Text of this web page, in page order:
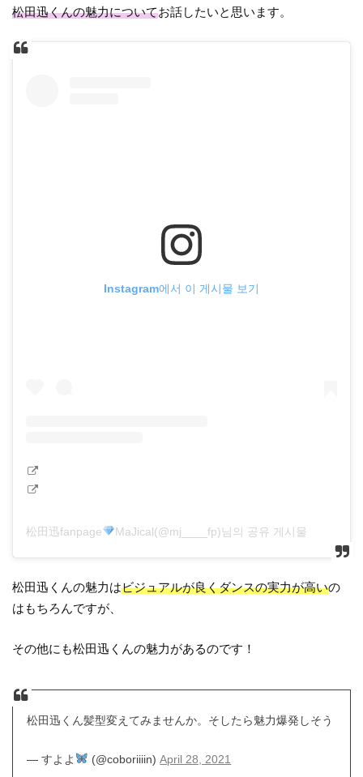
松田迅くんの魅力についてお話したいと思います。
Instagram에서 이 게시물 보기
松田迅fanpage MaJical(@mj____fp)님의 공유 게시물
松田迅くんの魅力はビジュアルが良くダンスの実力が高いの
はもちろんですが、
その他にも松田迅くんの魅力があるのです！
松田迅くん髪型変えてみませんか。そしたら魅力爆発しそう
— すよよ (@coboriiiin)April 28, 2021